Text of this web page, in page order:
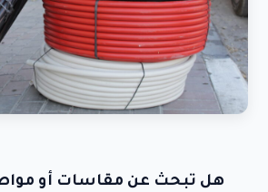
هل تبحث عن مقاسات أو